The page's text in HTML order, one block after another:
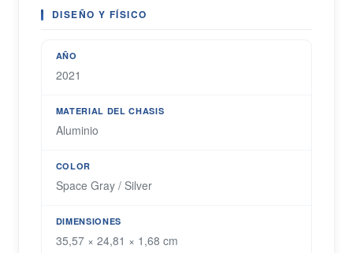
DISEÑO Y FÍSICO
AÑO
2021
MATERIAL DEL CHASIS
Aluminio
COLOR
Space Gray / Silver
DIMENSIONES
35,57 × 24,81 × 1,68 cm